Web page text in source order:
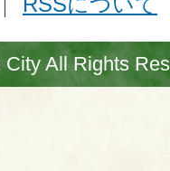
All Rights